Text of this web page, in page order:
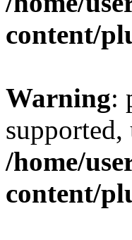
content/
Warning:
supported,
/home/
content/